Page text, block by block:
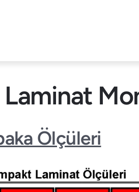
Ölçüleri